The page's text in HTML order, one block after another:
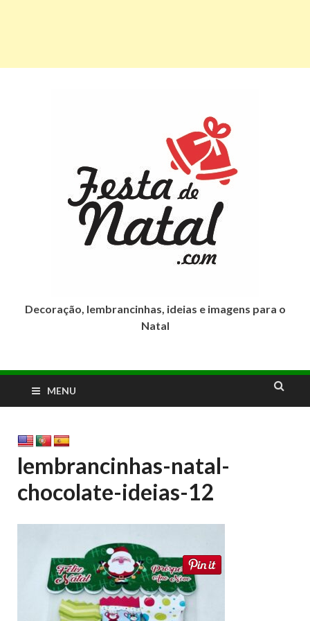
Decoração, lembrancinhas, ideias e imagens para o
Natal
MENU
lembrancinhas-natal-
chocolate-ideias-12